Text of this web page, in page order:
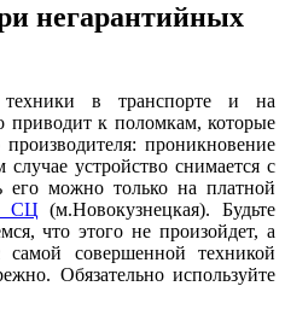
негарантийных
техники в транспорте и на
приводит к поломкам, которые
проникновение
устройство снимается с
его можно только на платной
СЦ (м.Новокузнецкая). Будьте
что этого не произойдет, а
совершенной техникой
Обязательно используйте